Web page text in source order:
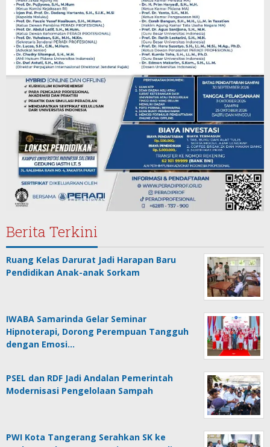
Berita Terkini
Ruang Kelas Darurat Jadi Harapan Baru
Pendidikan Anak-anak Sorkam
IWABA Samarinda Gelar Seminar
Hipnoterapi, Dorong Perempuan Tangguh
dengan Emosi…
PSEL dan RDF Jadi Andalan Pemerintah
Modernisasi Pengelolaan Sampah
PWI Kota Tangerang Serahkan SK ke